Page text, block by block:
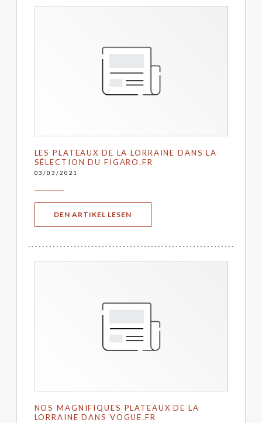
LES PLATEAUX DE LA LORRAINE DANS LA
SÉLECTION DU FIGARO.FR
03/03/2021
DEN ARTIKEL LESEN
NOS MAGNIFIQUES PLATEAUX DE LA
LORRAINE DANS VOGUE.FR